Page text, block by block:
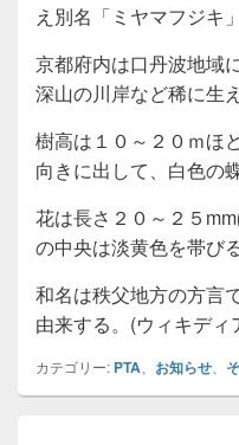
え別名「ミヤマフジキ」
京都府内は口丹波地域
深山の川岸など稀に生え
樹高は１０～２０ｍほど
向きに出して、白色の
花は長さ２０～２５
の中央は淡黄色を帯びる
和名は秩父地方の方言
由来する。(ウィキディ
カテゴリー: PTA お知らせ